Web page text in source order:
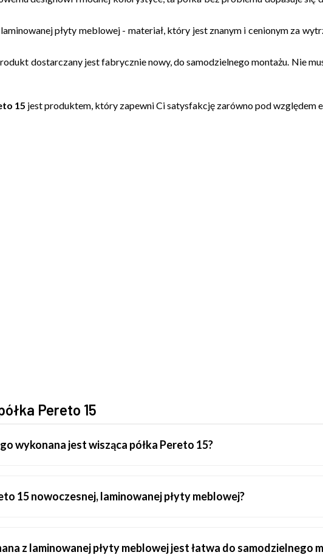
płyty meblowej - materiał, który jest znanym i cenionym za
dostarczany jest fabrycznie nowy, do samodzielnego montażu. Nie
15 jest produktem, który zapewni Ci satysfakcję zarówno pod względem
Pereto 15
wykonana jest wisząca półka Pereto 15?
15 nowoczesnej, laminowanej płyty meblowej?
z laminowanej płyty meblowej jest łatwa do samodzielnego